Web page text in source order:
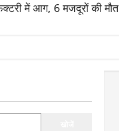
में आग, 6 मजदूरों की मौत